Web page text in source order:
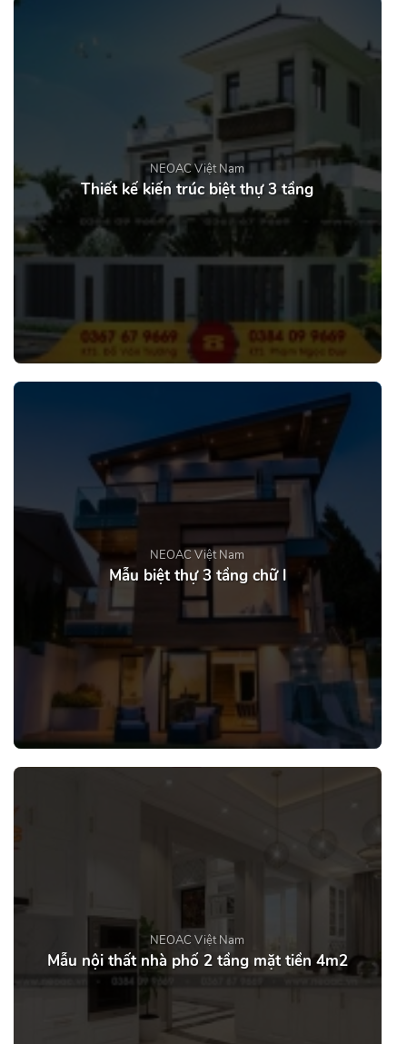
NEOAC Việt Nam
Thiết kế kiến trúc biệt thự 3 tầng
NEOAC Việt Nam
Mẫu biệt thự 3 tầng chữ l
NEOAC Việt Nam
Mẫu nội thất nhà phố 2 tầng mặt tiền 4m2